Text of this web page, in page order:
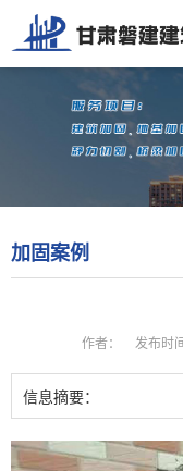
加固案例
作者： 发布时
信息摘要：